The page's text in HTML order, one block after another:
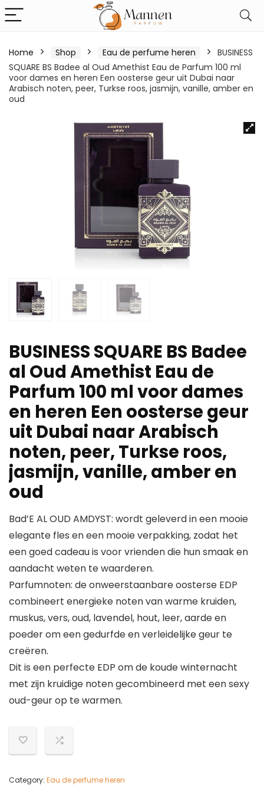
Home Shop Eau de perfume heren
BUSINESS
SQUARE BS Badee al Oud Amethist Eau de Parfum 100 ml
voor dames en heren Een oosterse geur uit Dubai naar
Arabisch noten, peer, Turkse roos, jasmijn, vanille, amber en
oud
BUSINESS SQUARE BS Badee
al Oud Amethist Eau de
Parfum 100 ml voor dames
en heren Een oosterse geur
uit Dubai naar Arabisch
noten, peer, Turkse roos,
jasmijn, vanille, amber en
oud
Bad’E AL OUD AMDYST: wordt geleverd in een mooie
elegante fles en een mooie verpakking, zodat het
een goed cadeau is voor vrienden die hun smaak en
aandacht weten te waarderen.
Parfumnoten: de onweerstaanbare oosterse EDP
combineert energieke noten van warme kruiden,
muskus, vers, oud, lavendel, hout, leer, aarde en
poeder om een gedurfde en verleidelijke geur te
creëren.
Dit is een perfecte EDP om de koude winternacht
met zijn kruidige noten gecombineerd met een sexy
oud-geur op te warmen.
Category: Eau de perfume heren